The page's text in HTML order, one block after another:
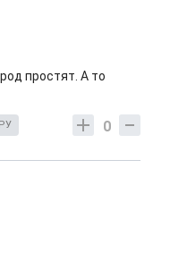
простят. А то
0